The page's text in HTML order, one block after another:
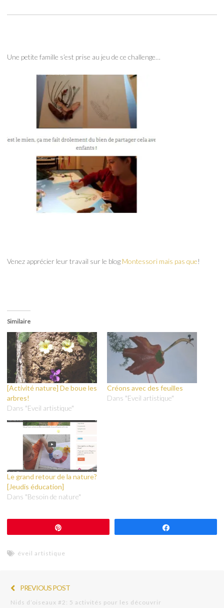
Une petite famille s’est prise au jeu de ce challenge…
Venez apprécier leur travail sur le blog Montessori mais pas que!
Similaire
[Activité nature] De boue les
arbres!
Dans "Eveil artistique"
Créons avec des feuilles
Dans "Eveil artistique"
Le grand retour de la nature?
[Jeudis éducation]
Dans "Besoin de nature"
éveil artistique
PREVIOUS POST
Nids d’oiseaux #2: 5 activités pour les découvrir